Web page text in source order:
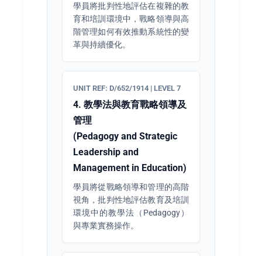
學員將批判性地評估在複雜的教
育和培訓環境中，戰略領導與高
階管理如何有效推動系統性的變
革與持續優化。
UNIT REF: D/652/1914 | LEVEL 7
4. 教學法與教育戰略領導及
管理
(Pedagogy and Strategic
Leadership and
Management in Education)
學員將從戰略領導和管理的高階
視角，批判性地評估教育及培訓
環境中的教學法（Pedagogy）
與專業實務操作。